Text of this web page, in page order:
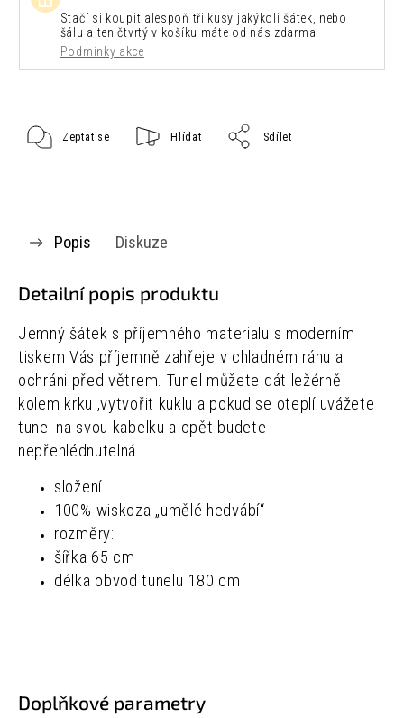
Stačí si koupit alespoň tři kusy jakýkoli šátek, nebo
šálu a ten čtvrtý v košíku máte od nás zdarma.
Podmínky akce
Zeptat se Hlídat Sdílet
Popis Diskuze
Detailní popis produktu
Jemný šátek s příjemného materialu s moderním
tiskem Vás příjemně zahřeje v chladném ránu a
ochráni před větrem. Tunel můžete dát ležérně
kolem krku ,vytvořit kuklu a pokud se oteplí uvážete
tunel na svou kabelku a opět budete
nepřehlédnutelná.
složení
100% wiskoza „umělé hedvábí“
rozměry:
šířka 65 cm
délka obvod tunelu 180 cm
Doplňkové parametry